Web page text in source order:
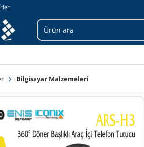
Bilgisayar Malzemeleri